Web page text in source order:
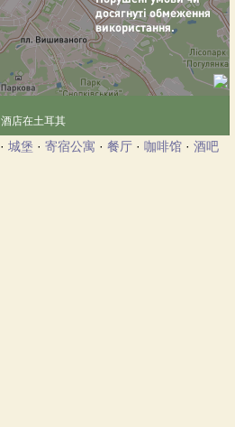
酒店在土耳其
· 城堡 · 寄宿公寓 · 餐厅 · 咖啡馆 · 酒吧